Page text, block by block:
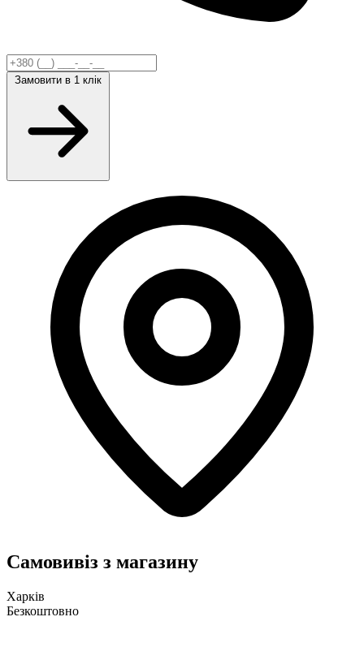
Замовити в 1 клік
Самовивіз з магазину
Харків
Безкоштовно